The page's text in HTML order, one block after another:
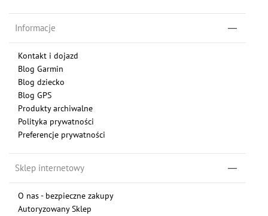
Informacje
Kontakt i dojazd
Blog Garmin
Blog dziecko
Blog GPS
Produkty archiwalne
Polityka prywatności
Preferencje prywatności
Sklep internetowy
O nas - bezpieczne zakupy
Autoryzowany Sklep